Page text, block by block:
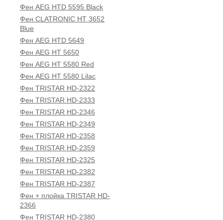
Фен AEG HTD 5595 Black
Фен CLATRONIC HT 3652
Blue
Фен AEG HTD 5649
Фен AEG HT 5650
Фен AEG HT 5580 Red
Фен AEG HT 5580 Lilac
Фен TRISTAR HD-2322
Фен TRISTAR HD-2333
Фен TRISTAR HD-2346
Фен TRISTAR HD-2349
Фен TRISTAR HD-2358
Фен TRISTAR HD-2359
Фен TRISTAR HD-2325
Фен TRISTAR HD-2382
Фен TRISTAR HD-2387
Фен + плойка TRISTAR HD-
2366
Фен TRISTAR HD-2380